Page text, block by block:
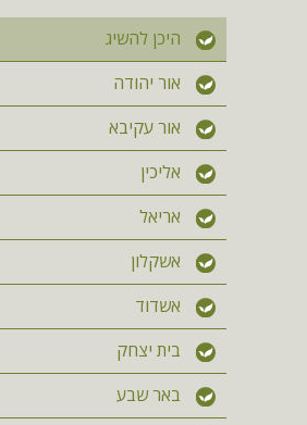
היכן להשיג
אור יהודה
אור עקיבא
אליכין
אריאל
אשקלון
אשדוד
בית יצחק
באר שבע